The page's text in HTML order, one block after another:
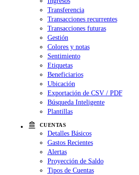
Transferencia
Transacciones recurrentes
Transacciones futuras
Gestión
Colores y notas
Sentimiento
Etiquetas
Beneficiarios
Ubicación
Exportación de CSV / PDF
Búsqueda Inteligente
Plantillas
CUENTAS
Detalles Básicos
Gastos Recientes
Alertas
Proyección de Saldo
Tipos de Cuentas